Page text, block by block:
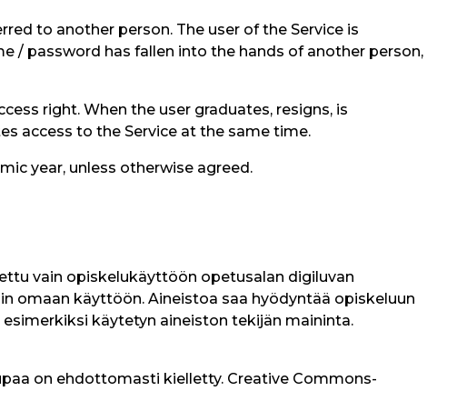
to another person. The user of the Service is
/ password has fallen into the hands of another person,
right. When the user graduates, resigns, is
access to the Service at the same time.
year, unless otherwise agreed.
vain opiskelukäyttöön opetusalan digiluvan
omaan käyttöön. Aineistoa saa hyödyntää opiskeluun
käytetyn aineiston tekijän maininta.
on ehdottomasti kielletty. Creative Commons-